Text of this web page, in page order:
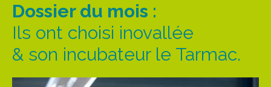
Dossier du mois :
Ils ont choisi inovallée
& son incubateur le Tarmac.